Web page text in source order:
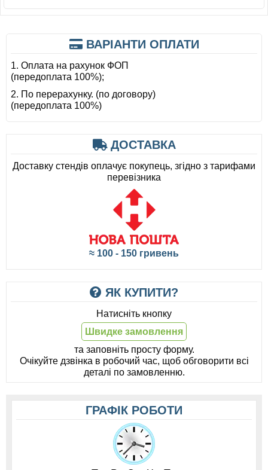
ВАРІАНТИ ОПЛАТИ
1. Оплата на рахунок ФОП
(передоплата 100%);
2. По перерахунку. (по договору)
(передоплата 100%)
ДОСТАВКА
Доставку стендів оплачує покупець, згідно з тарифами
перевізника
≈ 100 - 150 гривень
ЯК КУПИТИ?
Натисніть кнопку
Швидке замовлення
та заповніть просту форму.
Очікуйте дзвінка в робочий час, щоб обговорити всі
деталі по замовленню.
ГРАФІК РОБОТИ